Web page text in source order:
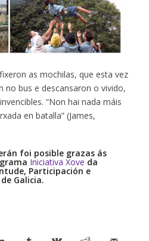
as mochilas, que esta vez
no bus e descansaron o vivido,
“Non hai nada máis
en batalla” (James,
foi posible grazas ás
Iniciativa Xove da
Participación e
Galicia.